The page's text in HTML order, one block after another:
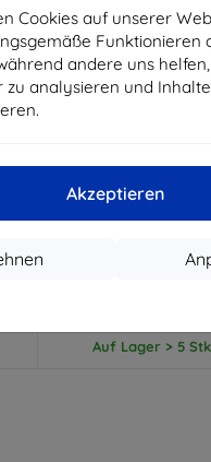
Cookies auf unserer
Funktionieren
andere uns
zu analysieren und
Akzeptieren
-10%
mit
Gutschein
Spigen Thin Fit
Watch 3/2/1
(ACS07391)
Auf Lager > 5